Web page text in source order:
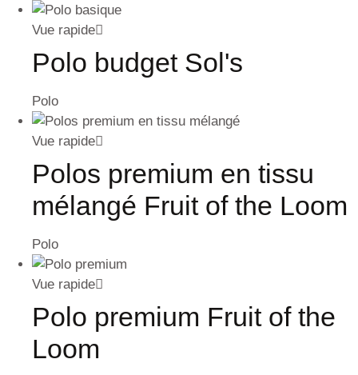
Vue rapide
Polo budget Sol's
Polo
Vue rapide
Polos premium en tissu
mélangé Fruit of the Loom
Polo
Vue rapide
Polo premium Fruit of the
Loom